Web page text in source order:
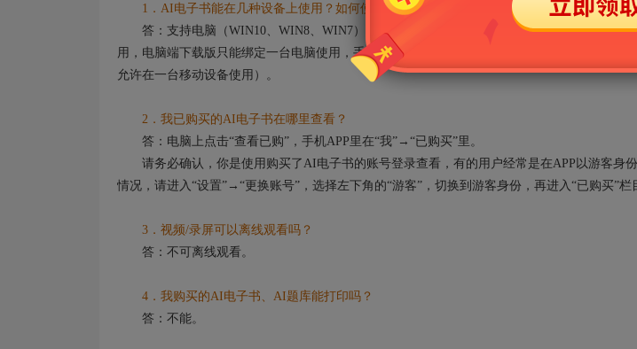
1．AI电子书能在几种设备上使用？如何使用？
答：支持电脑（WIN10、WIN8、WIN7）、手机、平板等多端同步使用。电脑端在线版在圣
用，电脑端下载版只能绑定一台电脑使用，手机端及平板等移动设备下载安装圣才APP并登录
允许在一台移动设备使用）。
2．我已购买的AI电子书在哪里查看？
答：电脑上点击“查看已购”，手机APP里在“我”→“已购买”里。
请务必确认，你是使用购买了AI电子书的账号登录查看，有的用户经常是在APP以游客身
情况，请进入“设置”→“更换账号”，选择左下角的“游客”，切换到游客身份，再进入“已购买”栏
3．视频/录屏可以离线观看吗？
答：不可离线观看。
4．我购买的AI电子书、AI题库能打印吗？
答：不能。